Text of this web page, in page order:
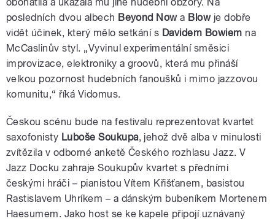
posledních dvou albech Beyond Nowa Blowje dobře
vidět účinek, který mělo setkání s Davidem Bowiem na
McCaslinův styl. „Vyvinul experimentální směsici
improvizace, elektroniky a groovů, která mu přináší
velkou pozornost hudebních fanoušků i mimo jazzovou
komunitu,“ říká Vidomus.
Českou scénu bude na festivalu reprezentovat kvartet
saxofonisty Luboše Soukupa, jehož dvě alba v minulosti
zvítězila v odborné anketě Českého rozhlasu Jazz. V
Jazz Docku zahraje Soukupův kvartet s předními
českými hráči – pianistou Vítem Křišťanem, basistou
Rastislavem Uhríkem – a dánským bubeníkem Mortenem
Haesumem. Jako host se ke kapele připojí uznávaný